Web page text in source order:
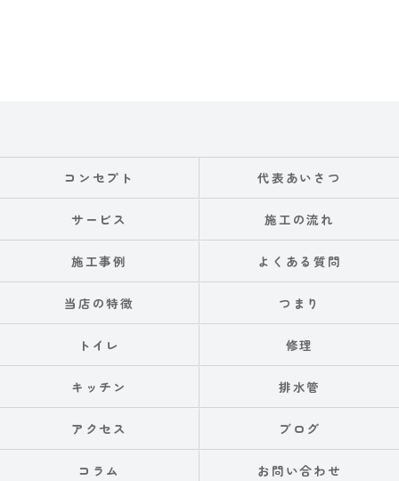
コンセプト 代表あいさつ
サービス 施工の流れ
施工事例 よくある質問
当店の特徴 つまり
トイレ 修理
キッチン 排水管
アクセス ブログ
コラム お問い合わせ